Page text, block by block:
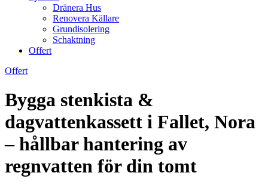
Dränera Hus
Renovera Källare
Grundisolering
Schaktning
Offert
Offert
Bygga stenkista &
dagvattenkassett i Fallet, Nora
– hållbar hantering av
regnvatten för din tomt